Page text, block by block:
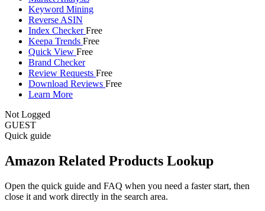
Keyword Mining
Reverse ASIN
Index CheckerFree
Keepa Trends Free
Quick View Free
Brand Checker
Review Requests Free
Download Reviews Free
Learn More
Not Logged
GUEST
Quick guide
Amazon Related Products Lookup
Open the quick guide and FAQ when you need a faster start, then
close it and work directly in the search area.